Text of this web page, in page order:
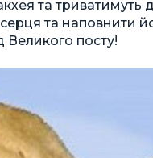
та
та наповнити
Великого посту!